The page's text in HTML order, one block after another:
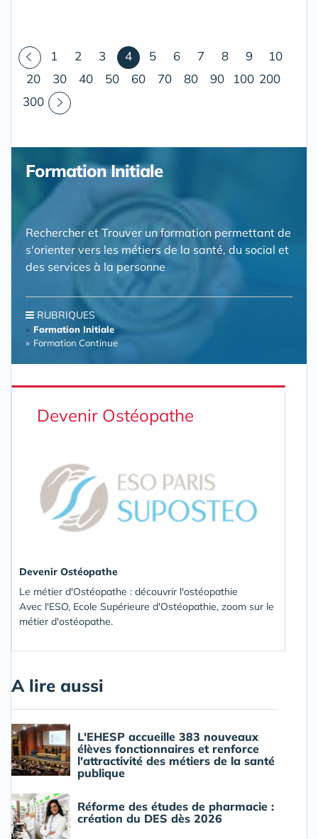
1 2 3 4(courant)
5 6 7 8 9
10
20
30 40 50 60 70 80 90 100 200
300
Formation Initiale
Rechercher et Trouver un formation permettant de
s'orienter vers les métiers de la santé, du social et
des services à la personne
RUBRIQUES
Formation Initiale
Formation Continue
Devenir Ostéopathe
Devenir Ostéopathe
Le métier d'Ostéopathe : découvrir l'ostéopathie
Avec l'ESO, Ecole Supérieure d'Ostéopathie, zoom sur le
métier d'ostéopathe.
A lire aussi
L'EHESP accueille 383 nouveaux
élèves fonctionnaires et renforce
l'attractivité des métiers de la santé
publique
Réforme des études de pharmacie :
création du DES dès 2026